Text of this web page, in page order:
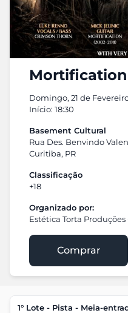
Domingo, 21 de
Início: 18:30
Basement Cultural
Rua Des. Benvindo
Curitiba, PR
Classificação
+18
Organizado por:
Estética Torta Produções
Comprar
1° Lote - Pista - Meia-